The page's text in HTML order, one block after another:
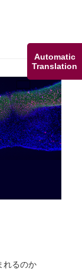
Automatic
Translation
れるのか